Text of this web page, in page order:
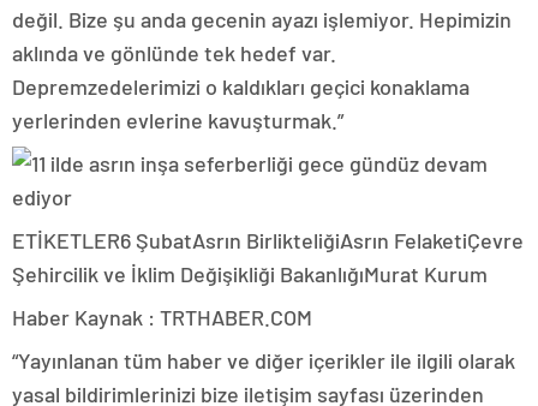
değil. Bize şu anda gecenin ayazı işlemiyor. Hepimizin
aklında ve gönlünde tek hedef var.
Depremzedelerimizi o kaldıkları geçici konaklama
yerlerinden evlerine kavuşturmak.”
ETİKETLER6 ŞubatAsrın BirlikteliğiAsrın FelaketiÇevre
Şehircilik ve İklim Değişikliği BakanlığıMurat Kurum
Haber Kaynak : TRTHABER.COM
“Yayınlanan tüm haber ve diğer içerikler ile ilgili olarak
yasal bildirimlerinizi bize iletişim sayfası üzerinden